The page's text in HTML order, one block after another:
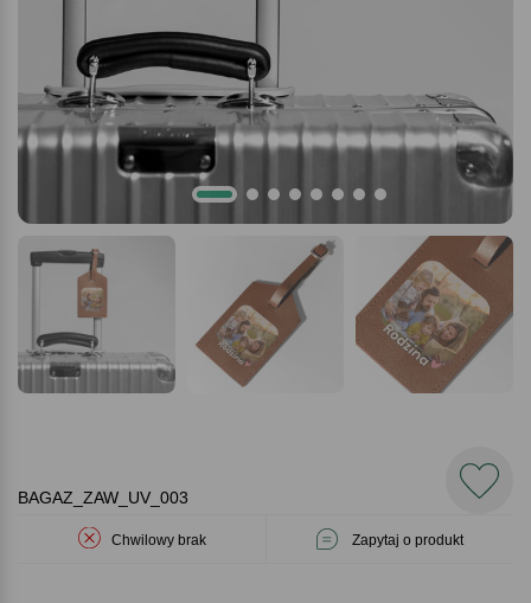
BAGAZ_ZAW_UV_003
Chwilowy brak Zapytaj o produkt